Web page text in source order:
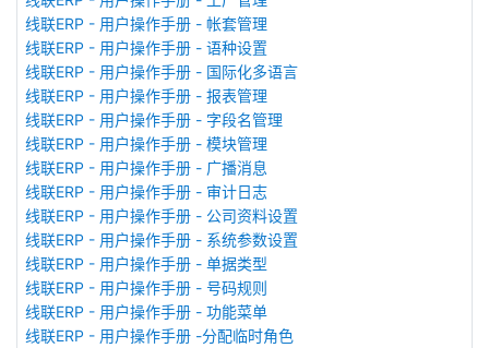
线联ERP - 用户操作手册 - 帐套管理
线联ERP - 用户操作手册 - 语种设置
线联ERP - 用户操作手册 - 国际化多语言
线联ERP - 用户操作手册 - 报表管理
线联ERP - 用户操作手册 - 字段名管理
线联ERP - 用户操作手册 - 模块管理
线联ERP - 用户操作手册 - 广播消息
线联ERP - 用户操作手册 - 审计日志
线联ERP - 用户操作手册 - 公司资料设置
线联ERP - 用户操作手册 - 系统参数设置
线联ERP - 用户操作手册 - 单据类型
线联ERP - 用户操作手册 - 号码规则
线联ERP - 用户操作手册 - 功能菜单
线联ERP - 用户操作手册 -分配临时角色